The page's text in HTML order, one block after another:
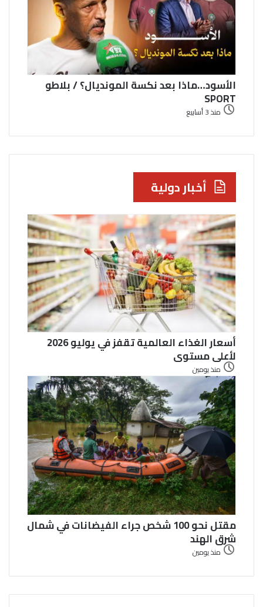
الأسود…ماذا بعد نكسة المونديال؟ / بلاطو
SPORT
منذ 3 أسابيع
أخبار دولية
أسعار الغذاء العالمية تقفز في يوليو 2026
لأعلى مستوى
منذ يومين
مقتل نحو 100 شخص جراء الفيضانات في شمال
شرق الهند
منذ يومين